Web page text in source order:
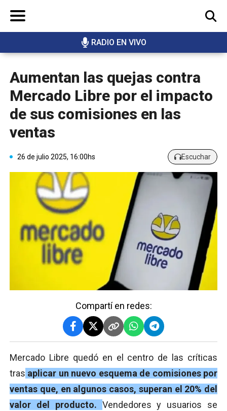
RADIO EN VIVO
BUSCAR
Aumentan las quejas contra
Mercado Libre por el impacto
de sus comisiones en las
ventas
26 de julio 2025, 16:00hs Escuchar
Compartí en redes:
Mercado Libre quedó en el centro de las críticas
tras aplicar un nuevo esquema de comisiones por
ventas que, en algunos casos, superan el 20% del
valor del producto. Vendedores y usuarios se